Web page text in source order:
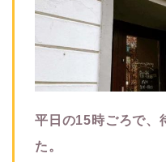
平日の15時ごろで、
た。